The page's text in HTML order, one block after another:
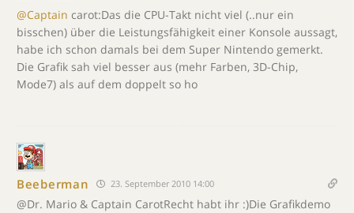
@Captain carot:Das die CPU-Takt nicht viel (..nur ein
bisschen) über die Leistungsfähigkeit einer Konsole aussagt,
habe ich schon damals bei dem Super Nintendo gemerkt.
Die Grafik sah viel besser aus (mehr Farben, 3D-Chip,
Mode7) als auf dem doppelt so ho
Beeberman 23. September 2010 14:00
@Dr. Mario & Captain CarotRecht habt ihr :)Die Grafikdemo